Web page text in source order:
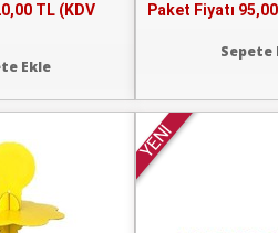
TL (KDV
Ekle
Paket Fiyatı
Sepete
YENİ